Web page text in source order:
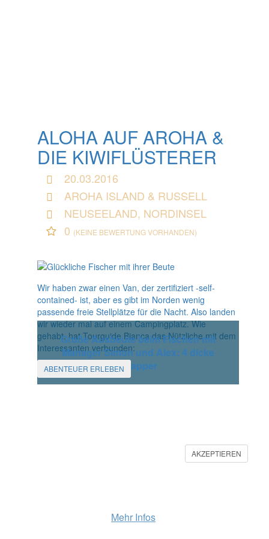
AKZEPTIEREN
Mehr Infos
ALOHA AUF AROHA &
DIE KIWIFLÜSTERER
20.03.2016
AROHA ISLAND & RUSSELL
NEUSEELAND, NORDINSEL
0 (KEINE BEWERTUNG VORHANDEN)
Große Ausbeute beim Fischen mit
Manager Simon und Alex: 4 dicke
Snapper
Wir haben zwar einen Van, der zertifiziert -self-
contained- ist, aber es gibt im Norden wenig
passende freie Stellplätze für die Nacht. Also landen
wir wieder mal auf einem Campingplatz. Wie
gehabt, hat Tourguide Bianca das Nützliche mit dem
Interessanten verbunden:
ABENTEUER ERLEBEN